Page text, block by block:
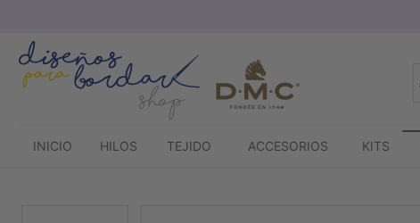
contenido
INICIO HILOS TEJIDO ACCESORIOS KITS